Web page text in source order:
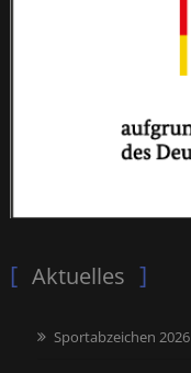
Aktuelles
Sportabzeichen 2026